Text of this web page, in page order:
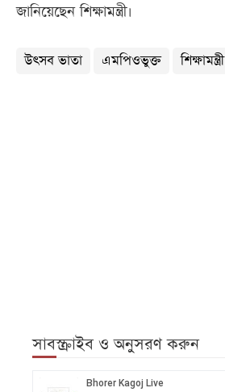
জানিয়েছেন শিক্ষামন্ত্রী।
উৎসব ভাতা এমপিওভুক্ত শিক্ষামন্ত্রী
সাবস্ক্রাইব ও অনুসরণ করুন